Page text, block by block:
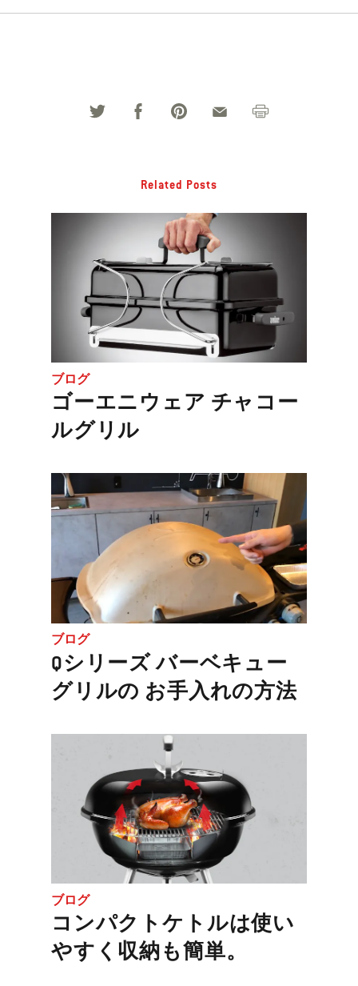
Related Posts
ブログ
ゴーエニウェア チャコー
ルグリル
ブログ
Qシリーズ バーベキュー
グリルの お手入れの方法
ブログ
コンパクトケトルは使い
やすく収納も簡単。